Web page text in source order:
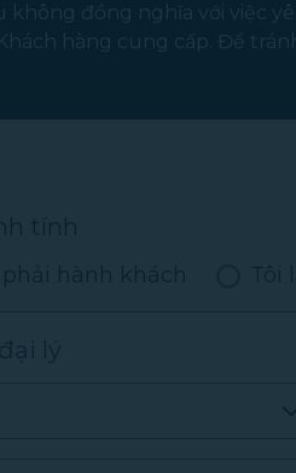
không đồng nghĩa với việc
hàng cung cấp. Để
lý